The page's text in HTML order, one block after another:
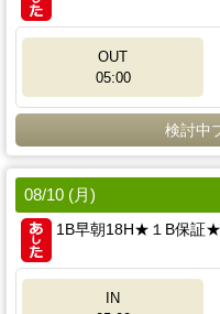
OUT
05:00
検討中
08/10 (月)
1B早朝18H★１B保証
IN